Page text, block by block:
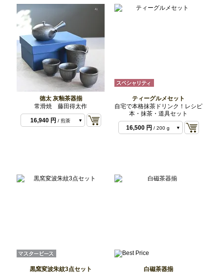
徳太 灰釉茶器揃
常滑焼 藤田得太作
16,940 円 / 煎茶
ティーグルメセット
自宅で本格抹茶ドリンク！レシピ
本・抹茶・道具セット
16,500 円 / 200 g
黒窯変波朱紋3点セット
白磁茶器揃